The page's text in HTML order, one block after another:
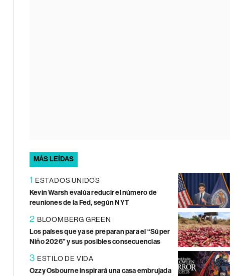
MÁS LEÍDAS
1 ESTADOS UNIDOS
Kevin Warsh evalúa reducir el número de
reuniones de la Fed, según NYT
2 BLOOMBERG GREEN
Los países que ya se preparan para el “Súper
Niño 2026” y sus posibles consecuencias
3 ESTILO DE VIDA
Ozzy Osbourne inspirará una casa embrujada